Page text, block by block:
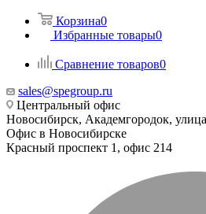
Корзина0
Избранные товары0
Сравнение товаров0
sales@spegroup.ru
Центральный офис
Новосибирск, Академгородок,
Офис в Новосибирске
Красный проспект 1, офис 214